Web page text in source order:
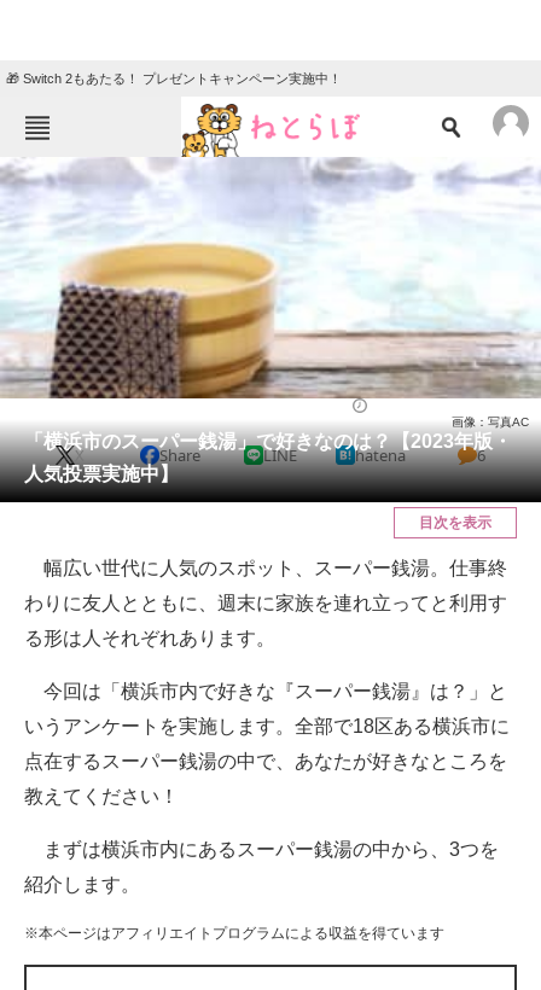
🎁 Switch 2もあたる！ プレゼントキャンペーン実施中！
ねとらぼメニュー
ニュース
エンタメ
住まい 教育・育児
動物 リサーチ
会員記事
メディア
ITの今と未来を見通す
スマホと通信の最新トレンド
進化するPCとデバイスの未来
好きが集まる 比べて選べる
ビジネスと働き方のヒント
AI活用のいまが分かる
「横浜市のスーパー銭湯」で好きなのは？【2023年版・
人気投票実施中】
画像：写真AC
X Share LINE hatena 6
目次を表示
幅広い世代に人気のスポット、スーパー銭湯。仕事終
わりに友人とともに、週末に家族を連れ立ってと利用す
る形は人それぞれあります。
今回は「横浜市内で好きな『スーパー銭湯』は？」と
いうアンケートを実施します。全部で18区ある横浜市に
点在するスーパー銭湯の中で、あなたが好きなところを
教えてください！
まずは横浜市内にあるスーパー銭湯の中から、3つを
紹介します。
※本ページはアフィリエイトプログラムによる収益を得ています